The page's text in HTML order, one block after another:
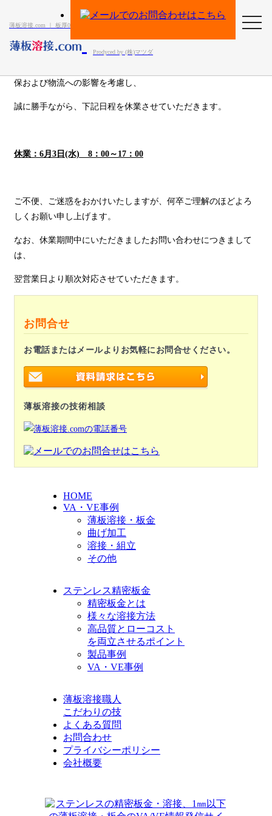
toggle
薄板溶接.com ｜ 板厚0.05mmからの薄板溶接に対応
Prodyced by (株)マツダ
６月２日臨時休業のお知らせ
保および物流への影響を考慮し、
誠に勝手ながら、下記日程を休業させていただきます。
休業：6月3日(水) 8：00～17：00
ご不便、ご迷惑をおかけいたしますが、何卒ご理解のほどよろ
しくお願い申し上げます。
なお、休業期間中にいただきましたお問い合わせにつきまして
は、
翌営業日より順次対応させていただきます。
お問合せ
お電話またはメールよりお気軽にお問合せください。
薄板溶接の技術相談
HOME
VA・VE事例
薄板溶接・板金
曲げ加工
溶接・組立
その他
ステンレス精密板金
精密板金とは
様々な溶接方法
高品質とローコスト
を両立させるポイント
製品事例
VA・VE事例
薄板溶接職人
こだわりの技
よくある質問
お問合わせ
プライバシーポリシー
会社概要